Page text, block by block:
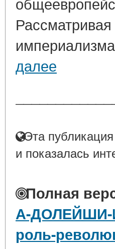
далее
Эта
и показалась
Полная
А-ДОЛЕЙШИ-
роль-